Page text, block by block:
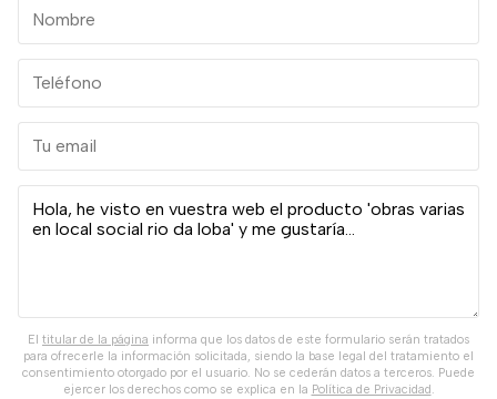
El titular de la página informa que los datos de este formulario serán tratados
para ofrecerle la información solicitada, siendo la base legal del tratamiento el
consentimiento otorgado por el usuario. No se cederán datos a terceros. Puede
ejercer los derechos como se explica en la Política de Privacidad .